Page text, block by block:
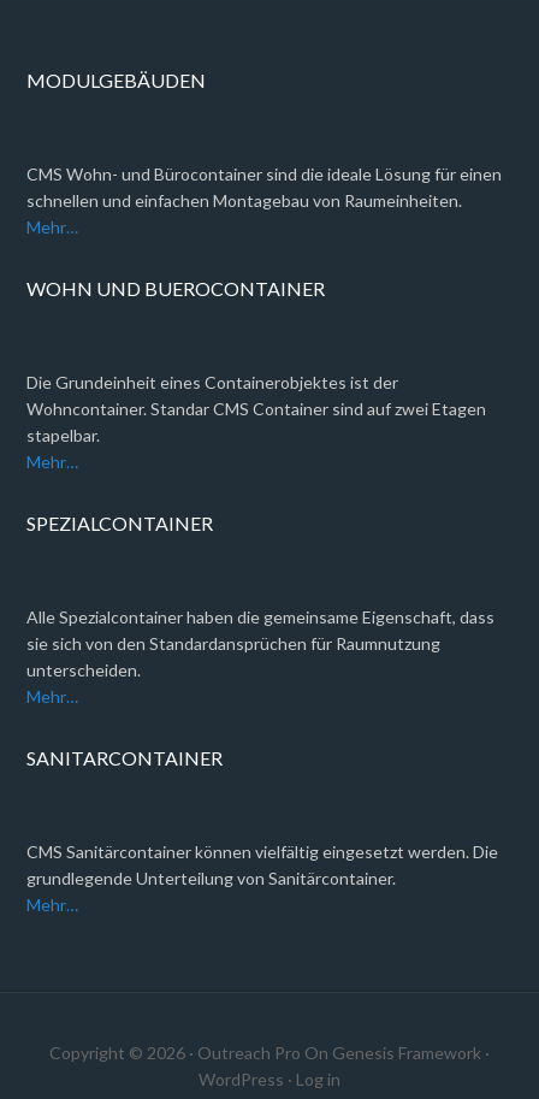
MODULGEBÄUDEN
CMS Wohn- und Bürocontainer sind die ideale Lösung für einen
schnellen und einfachen Montagebau von Raumeinheiten.
Mehr…
WOHN UND BUEROCONTAINER
Die Grundeinheit eines Containerobjektes ist der
Wohncontainer. Standar CMS Container sind auf zwei Etagen
stapelbar.
Mehr…
SPEZIALCONTAINER
Alle Spezialcontainer haben die gemeinsame Eigenschaft, dass
sie sich von den Standardansprüchen für Raumnutzung
unterscheiden.
Mehr…
SANITARCONTAINER
CMS Sanitärcontainer können vielfältig eingesetzt werden. Die
grundlegende Unterteilung von Sanitärcontainer.
Mehr…
Copyright © 2026 · Outreach Pro On Genesis Framework ·
WordPress · Log in